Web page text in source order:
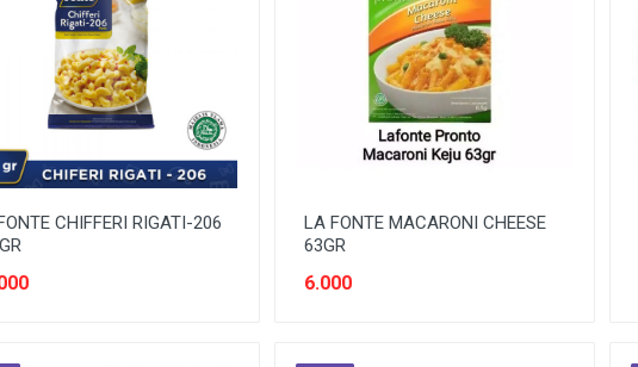
CHIFFERI RIGATI-206
LA FONTE MACARONI CHEESE
63GR
6.000